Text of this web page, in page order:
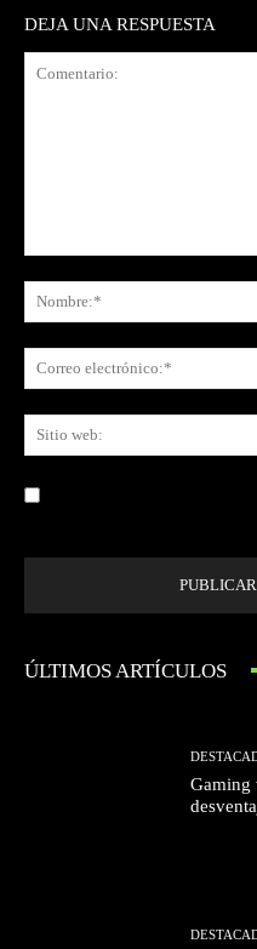
DEJA UNA RESPUESTA
ÚLTIMOS ARTÍCULOS
Gaming